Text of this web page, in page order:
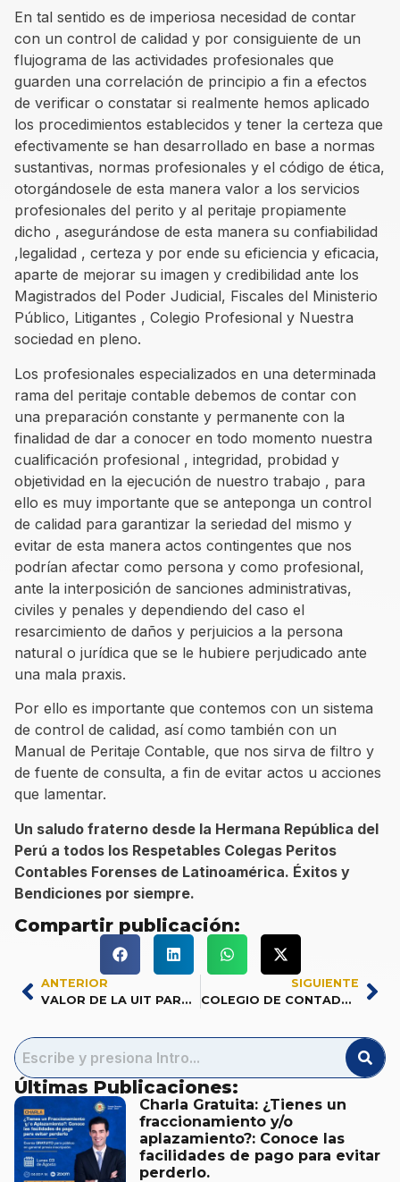
Últimas Publicaciones:
Charla Gratuita: ¿Tienes un
fraccionamiento y/o
aplazamiento?: Conoce las
facilidades de pago para evitar
perderlo.
En tal sentido es de imperiosa necesidad de contar
con un control de calidad y por consiguiente de un
flujograma de las actividades profesionales que
guarden una correlación de principio a fin a efectos
de verificar o constatar si realmente hemos aplicado
los procedimientos establecidos y tener la certeza que
efectivamente se han desarrollado en base a normas
sustantivas, normas profesionales y el código de ética,
otorgándosele de esta manera valor a los servicios
profesionales del perito y al peritaje propiamente
dicho , asegurándose de esta manera su confiabilidad
,legalidad , certeza y por ende su eficiencia y eficacia,
aparte de mejorar su imagen y credibilidad ante los
Magistrados del Poder Judicial, Fiscales del Ministerio
Público, Litigantes , Colegio Profesional y Nuestra
sociedad en pleno.
Los profesionales especializados en una determinada
rama del peritaje contable debemos de contar con
una preparación constante y permanente con la
finalidad de dar a conocer en todo momento nuestra
cualificación profesional , integridad, probidad y
objetividad en la ejecución de nuestro trabajo , para
ello es muy importante que se anteponga un control
de calidad para garantizar la seriedad del mismo y
evitar de esta manera actos contingentes que nos
podrían afectar como persona y como profesional,
ante la interposición de sanciones administrativas,
civiles y penales y dependiendo del caso el
resarcimiento de daños y perjuicios a la persona
natural o jurídica que se le hubiere perjudicado ante
una mala praxis.
Por ello es importante que contemos con un sistema
de control de calidad, así como también con un
Manual de Peritaje Contable, que nos sirva de filtro y
de fuente de consulta, a fin de evitar actos u acciones
que lamentar.
Un saludo fraterno desde la Hermana República del
Perú a todos los Respetables Colegas Peritos
Contables Forenses de Latinoamérica. Éxitos y
Bendiciones por siempre.
Compartir publicación:
ANTERIOR
VALOR DE LA UIT PARA EL 2024
SIGUIENTE
COLEGIO DE CONTADORES PÚBLICOS DE SAN MARTÍN… A TRAVÉS DE LA HISTORIA